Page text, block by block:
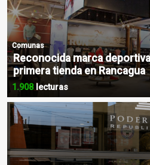
Comunas
Reconocida marca
primera tienda en Rancagua
1.908lecturas